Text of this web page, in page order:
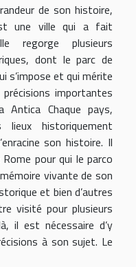
de son histoire,
une ville qui a fait
regorge plusieurs
dont le parc de
s’impose et qui mérite
importantes
Antica Chaque pays,
historiquement
son histoire. Il
pour qui le parco
vivante de son
et bien d’autres
visité pour plusieurs
il est nécessaire d’y
à son sujet. Le